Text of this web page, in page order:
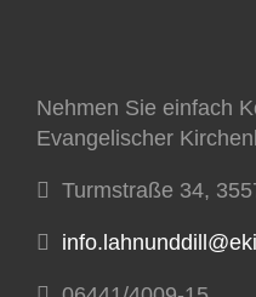
Nehmen Sie einfach
Evangelischer
Turmstraße 34,